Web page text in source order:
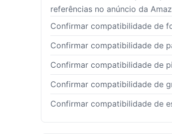
referências no anúncio da
Confirmar compatibilidade de
Confirmar compatibilidade de
Confirmar compatibilidade de
Confirmar compatibilidade de
Confirmar compatibilidade de